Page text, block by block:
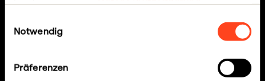
Notwendig
Präferenzen